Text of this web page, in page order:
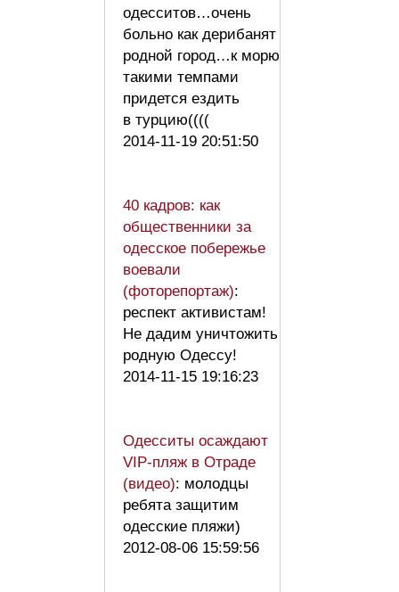
одесситов…очень
больно как дерибанят
родной город…к морю
такими темпами
придется ездить
в турцию((((
2014-11-19 20:51:50
40 кадров: как
общественники за
одесское побережье
воевали
(фоторепортаж):
респект активистам!
Не дадим уничтожить
родную Одессу!
2014-11-15 19:16:23
Одесситы осаждают
VIP-пляж в Отраде
(видео): молодцы
ребята защитим
одесские пляжи)
2012-08-06 15:59:56